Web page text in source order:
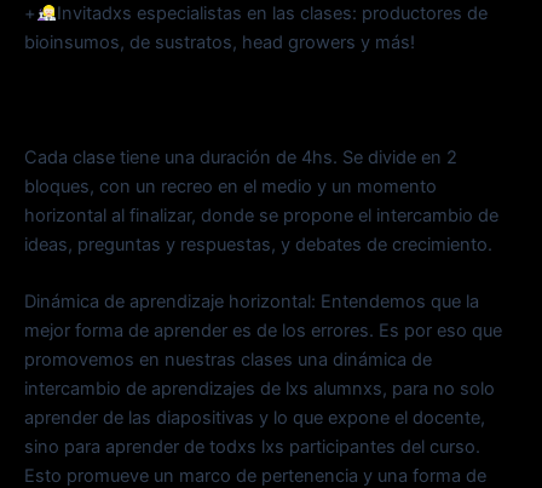
+
Invitadxs especialistas en las clases: productores de
bioinsumos, de sustratos, head growers y más!
Cada clase tiene una duración de 4hs. Se divide en 2
bloques, con un recreo en el medio y un momento
horizontal al finalizar, donde se propone el intercambio de
ideas, preguntas y respuestas, y debates de crecimiento.
Dinámica de aprendizaje horizontal: Entendemos que la
mejor forma de aprender es de los errores. Es por eso que
promovemos en nuestras clases una dinámica de
intercambio de aprendizajes de lxs alumnxs, para no solo
aprender de las diapositivas y lo que expone el docente,
sino para aprender de todxs lxs participantes del curso.
Esto promueve un marco de pertenencia y una forma de